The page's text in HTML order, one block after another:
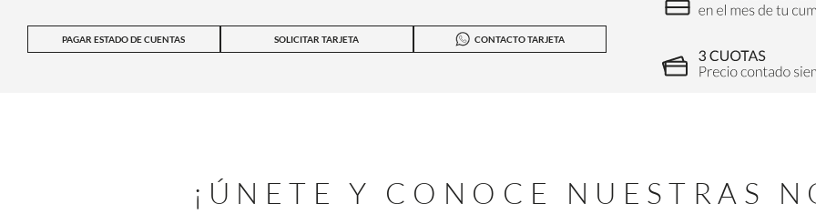
PAGAR ESTADO DE CUENTAS SOLICITAR TARJETA CONTACTO TARJETA
¡ÚNETE Y CONOCE NUESTRAS